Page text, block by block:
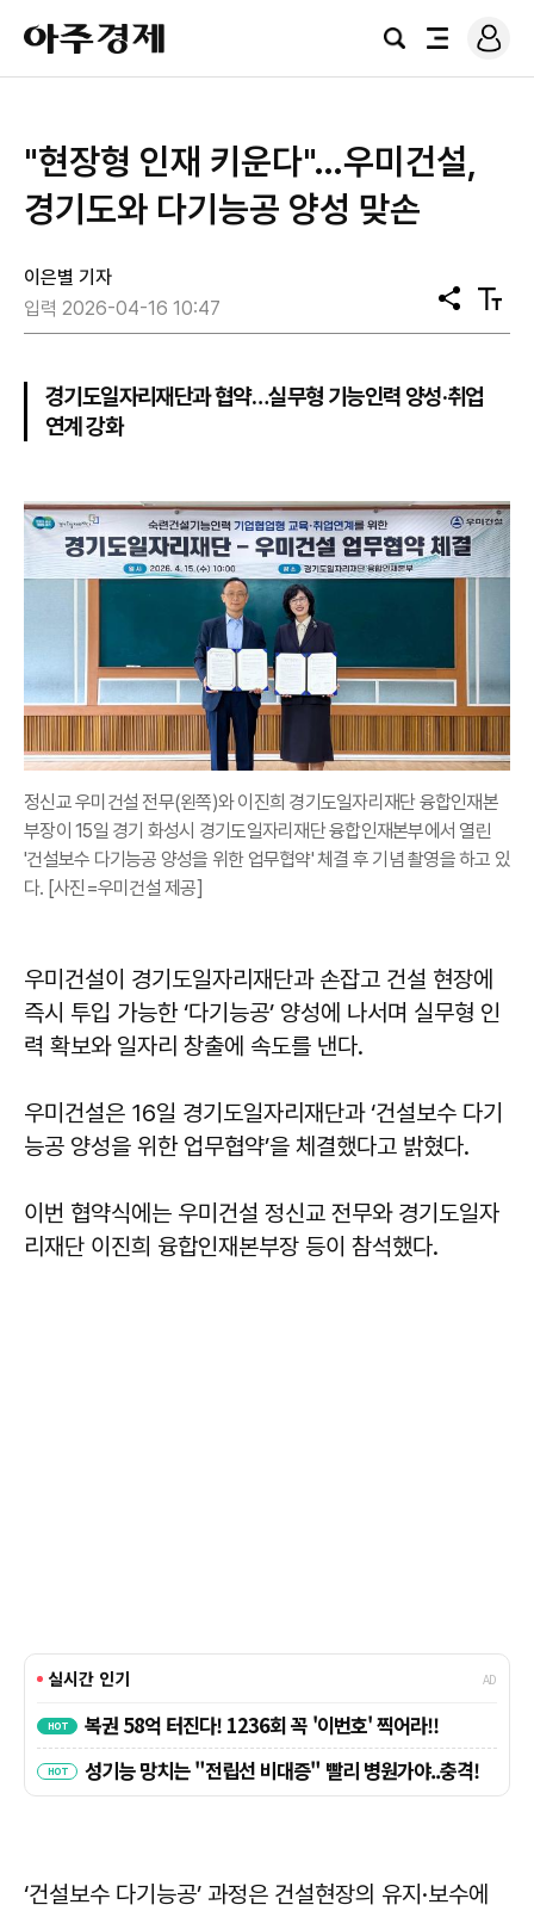
아
주
경
검
전
로
그
"현장형 인재 키운다"…우미건설,
경기도와 다기능공 양성 맞손
이은별 기자
입력 2026-04-16 10:47
공
유
텍
스
경기도일자리재단과 협약…실무형 기능인력 양성·취업
연계 강화
정신교 우미건설 전무(왼쪽)와 이진희 경기도일자리재단 융합인재본
부장이 15일 경기 화성시 경기도일자리재단 융합인재본부에서 열린
'건설보수 다기능공 양성을 위한 업무협약' 체결 후 기념 촬영을 하고 있
다. [사진=우미건설 제공]
우미건설이 경기도일자리재단과 손잡고 건설 현장에
즉시 투입 가능한 ‘다기능공’ 양성에 나서며 실무형 인
력 확보와 일자리 창출에 속도를 낸다.
우미건설은 16일 경기도일자리재단과 ‘건설보수 다기
능공 양성을 위한 업무협약’을 체결했다고 밝혔다.
이번 협약식에는 우미건설 정신교 전무와 경기도일자
리재단 이진희 융합인재본부장 등이 참석했다.
‘건설보수 다기능공’ 과정은 건설현장의 유지·보수에